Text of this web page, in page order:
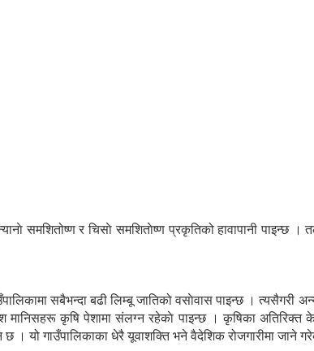
समशितोष्ण र चिसाे समशिताेष्ण प्रकृतिको हावापानी पाइन्छ ।
सबैभन्दा बढी लिम्बू जातिको वसाेवास पाइन्छ । त्यसैगरी
मानिसहरू कृषि पेशामा संलग्न रहेकाे पाइन्छ । कृषिका अतिरिक्त
। यो गाउँपालिकाका धेरै यूवाशक्ति भने वैदेशिक रोजगारीमा जाने